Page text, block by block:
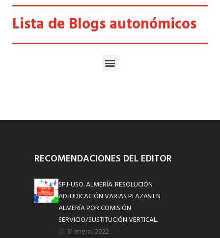
Lista de Blogs autonómicos
RECOMENDACIONES DEL EDITOR
SPJ-USO. ALMERÍA. RESOLUCIÓN
ADJUDICACIÓN VARIAS PLAZAS EN
ALMERÍA POR COMISIÓN
SERVICIO/SUSTITUCIÓN VERTICAL.
31 enero, 2022